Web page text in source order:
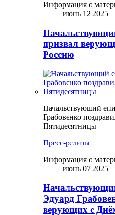
Информация о
июнь 12 2025
призвал
Россию
Начальствующий
Грабовенко
Пятидесятницы
Пресс-релизы
Информация о
июнь 07 2025
Эдуард
верующих с